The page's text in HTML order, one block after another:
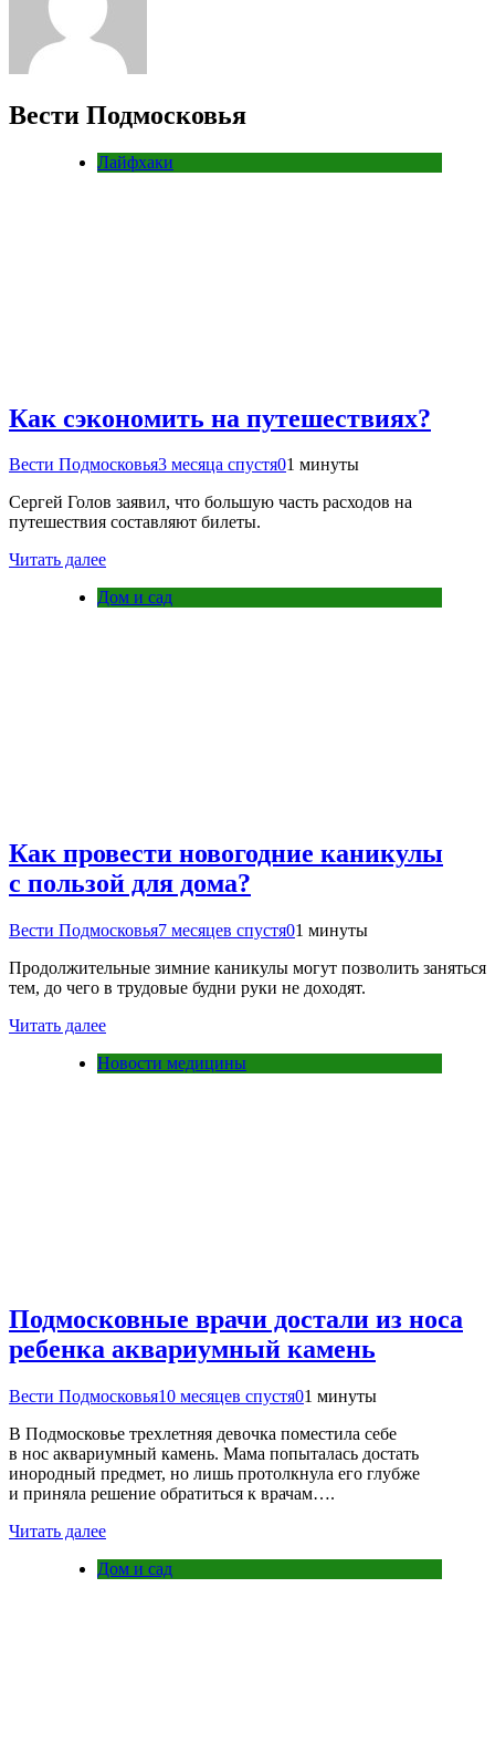
Вести Подмосковья
Лайфхаки
Как сэкономить на путешествиях?
Вести Подмосковья3 месяца спустя01 минуты
Сергей Голов заявил, что большую часть расходов на
путешествия составляют билеты.
Читать далее
Дом и сад
Как провести новогодние каникулы
с пользой для дома?
Вести Подмосковья7 месяцев спустя01 минуты
Продолжительные зимние каникулы могут позволить заняться
тем, до чего в трудовые будни руки не доходят.
Читать далее
Новости медицины
Подмосковные врачи достали из носа
ребенка аквариумный камень
Вести Подмосковья10 месяцев спустя01 минуты
В Подмосковье трехлетняя девочка поместила себе
в нос аквариумный камень. Мама попыталась достать
инородный предмет, но лишь протолкнула его глубже
и приняла решение обратиться к врачам….
Читать далее
Дом и сад